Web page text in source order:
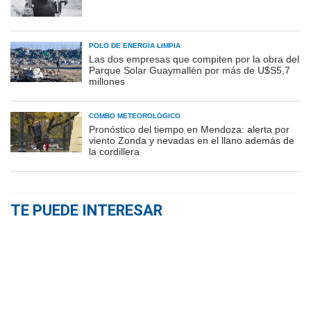
POLO DE ENERGÍA LIMPIA
Las dos empresas que compiten por la obra del
Parque Solar Guaymallén por más de U$S5,7
millones
COMBO METEOROLÓGICO
Pronóstico del tiempo en Mendoza: alerta por
viento Zonda y nevadas en el llano además de
la cordillera
TE PUEDE INTERESAR